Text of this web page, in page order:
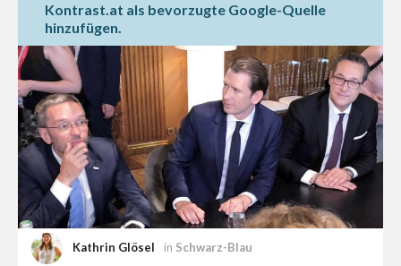
Kontrast.at als bevorzugte Google-Quelle
hinzufügen.
Kathrin Glösel in Schwarz-Blau